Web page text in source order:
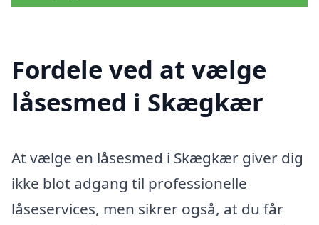
Fordele ved at vælge
låsesmed i Skægkær
At vælge en låsesmed i Skægkær giver dig
ikke blot adgang til professionelle
låseservices, men sikrer også, at du får